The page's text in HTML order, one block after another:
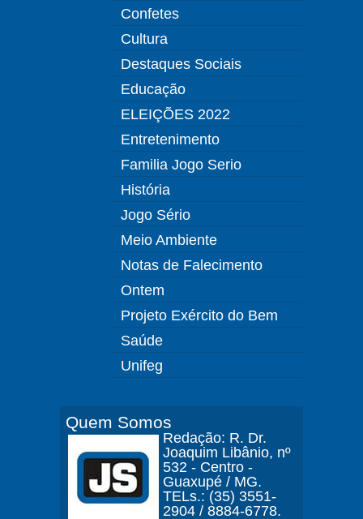
Confetes
Cultura
Destaques Sociais
Educação
ELEIÇÕES 2022
Entretenimento
Familia Jogo Serio
História
Jogo Sério
Meio Ambiente
Notas de Falecimento
Ontem
Projeto Exército do Bem
Saúde
Unifeg
Quem Somos
Redação: R. Dr.
Joaquim Libânio, nº
532 - Centro -
Guaxupé / MG.
TELs.: (35) 3551-
2904 / 8884-6778.